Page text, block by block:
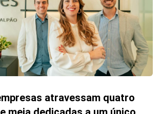
atravessam quatro